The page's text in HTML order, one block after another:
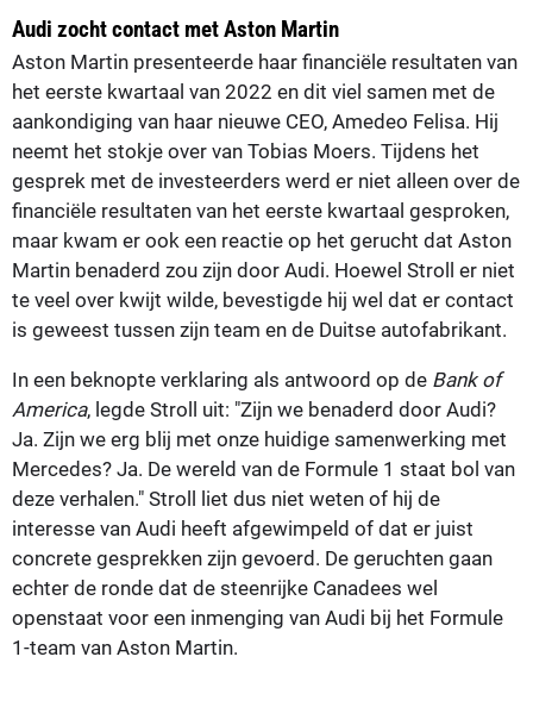
Audi zocht contact met Aston Martin
Aston Martin presenteerde haar financiële resultaten van
het eerste kwartaal van 2022 en dit viel samen met de
aankondiging van haar nieuwe CEO, Amedeo Felisa. Hij
neemt het stokje over van Tobias Moers. Tijdens het
gesprek met de investeerders werd er niet alleen over de
financiële resultaten van het eerste kwartaal gesproken,
maar kwam er ook een reactie op het gerucht dat Aston
Martin benaderd zou zijn door Audi. Hoewel Stroll er niet
te veel over kwijt wilde, bevestigde hij wel dat er contact
is geweest tussen zijn team en de Duitse autofabrikant.
In een beknopte verklaring als antwoord op de Bank of
America, legde Stroll uit: "Zijn we benaderd door Audi?
Ja. Zijn we erg blij met onze huidige samenwerking met
Mercedes? Ja. De wereld van de Formule 1 staat bol van
deze verhalen." Stroll liet dus niet weten of hij de
interesse van Audi heeft afgewimpeld of dat er juist
concrete gesprekken zijn gevoerd. De geruchten gaan
echter de ronde dat de steenrijke Canadees wel
openstaat voor een inmenging van Audi bij het Formule
1-team van Aston Martin.